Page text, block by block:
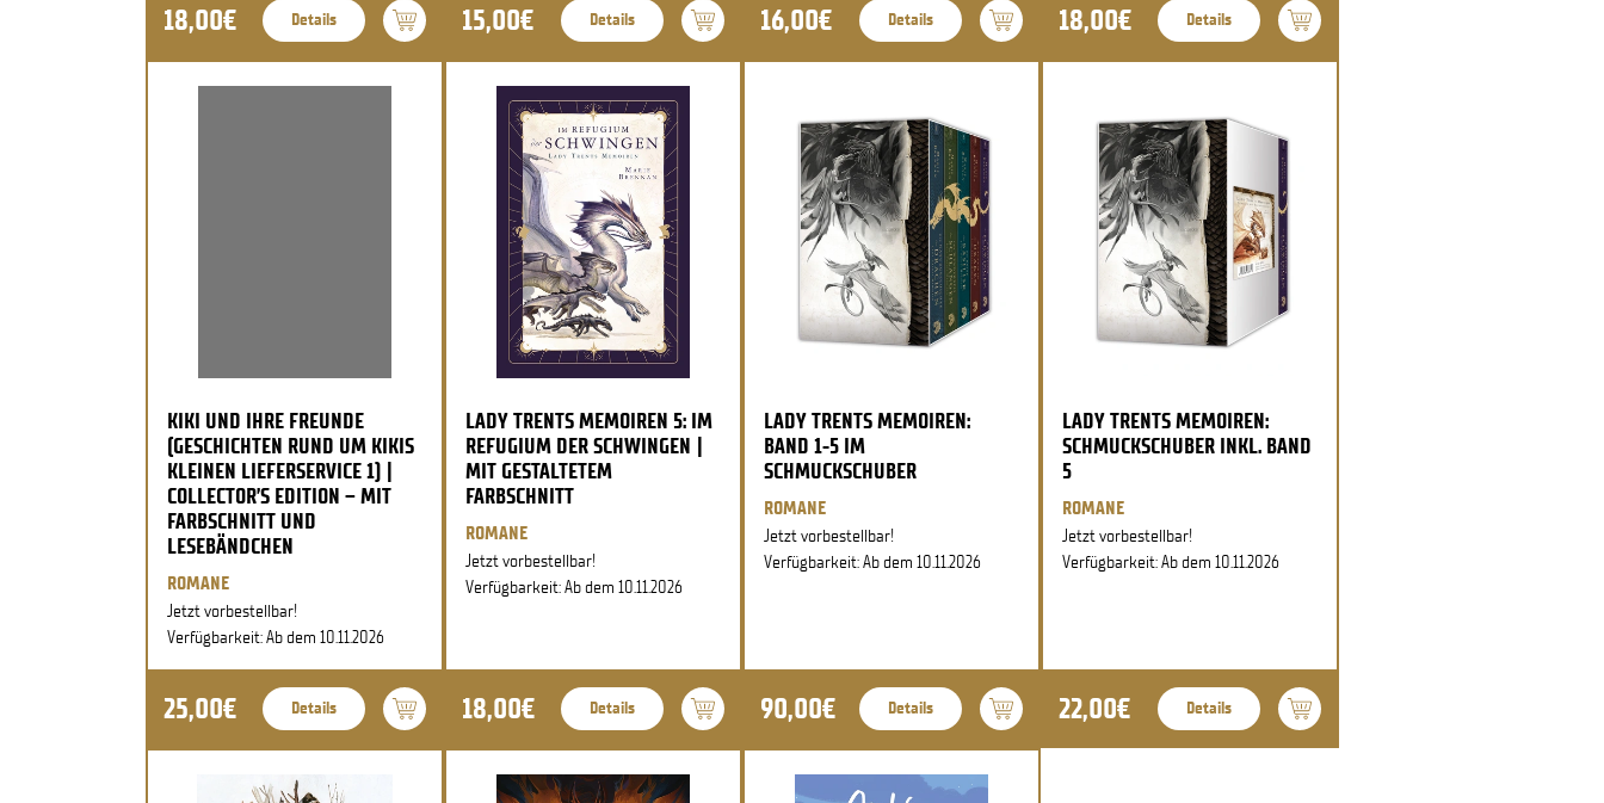
18,00€ Details 15,00€ Details 16,00€ Details 18,00€ Details
KIKI UND IHRE FREUNDE
(GESCHICHTEN RUND UM KIKIS
KLEINEN LIEFERSERVICE 1) |
COLLECTOR’S EDITION – MIT
FARBSCHNITT UND
LESEBÄNDCHEN
ROMANE
Jetzt vorbestellbar!
Verfügbarkeit: Ab dem 10.11.2026
25,00€ Details
LADY TRENTS MEMOIREN 5: IM
REFUGIUM DER SCHWINGEN |
MIT GESTALTETEM
FARBSCHNITT
ROMANE
Jetzt vorbestellbar!
Verfügbarkeit: Ab dem 10.11.2026
18,00€ Details
LADY TRENTS MEMOIREN:
BAND 1-5 IM
SCHMUCKSCHUBER
ROMANE
Jetzt vorbestellbar!
Verfügbarkeit: Ab dem 10.11.2026
90,00€ Details
LADY TRENTS MEMOIREN:
SCHMUCKSCHUBER INKL. BAND
5
ROMANE
Jetzt vorbestellbar!
Verfügbarkeit: Ab dem 10.11.2026
22,00€ Details